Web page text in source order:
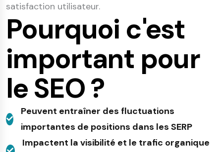
satisfaction utilisateur.
Pourquoi c'est
important pour
le SEO ?
Peuvent entraîner des fluctuations
importantes de positions dans les SERP
Impactent la visibilité et le trafic organique